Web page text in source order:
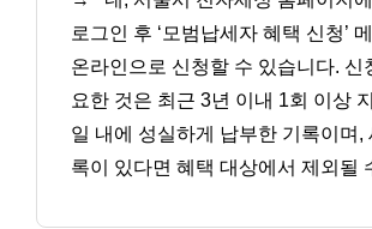
로그인 후 ‘모범납세자 혜택 신청’
온라인으로 신청할 수 있습니다. 신
요한 것은 최근 3년 이내 1회 이상
일 내에 성실하게 납부한 기록이며,
록이 있다면 혜택 대상에서 제외될